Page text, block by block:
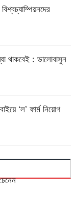
থাকবেই : ভালোবাসুন
‌‘ল’ ফার্ম নিয়োগ